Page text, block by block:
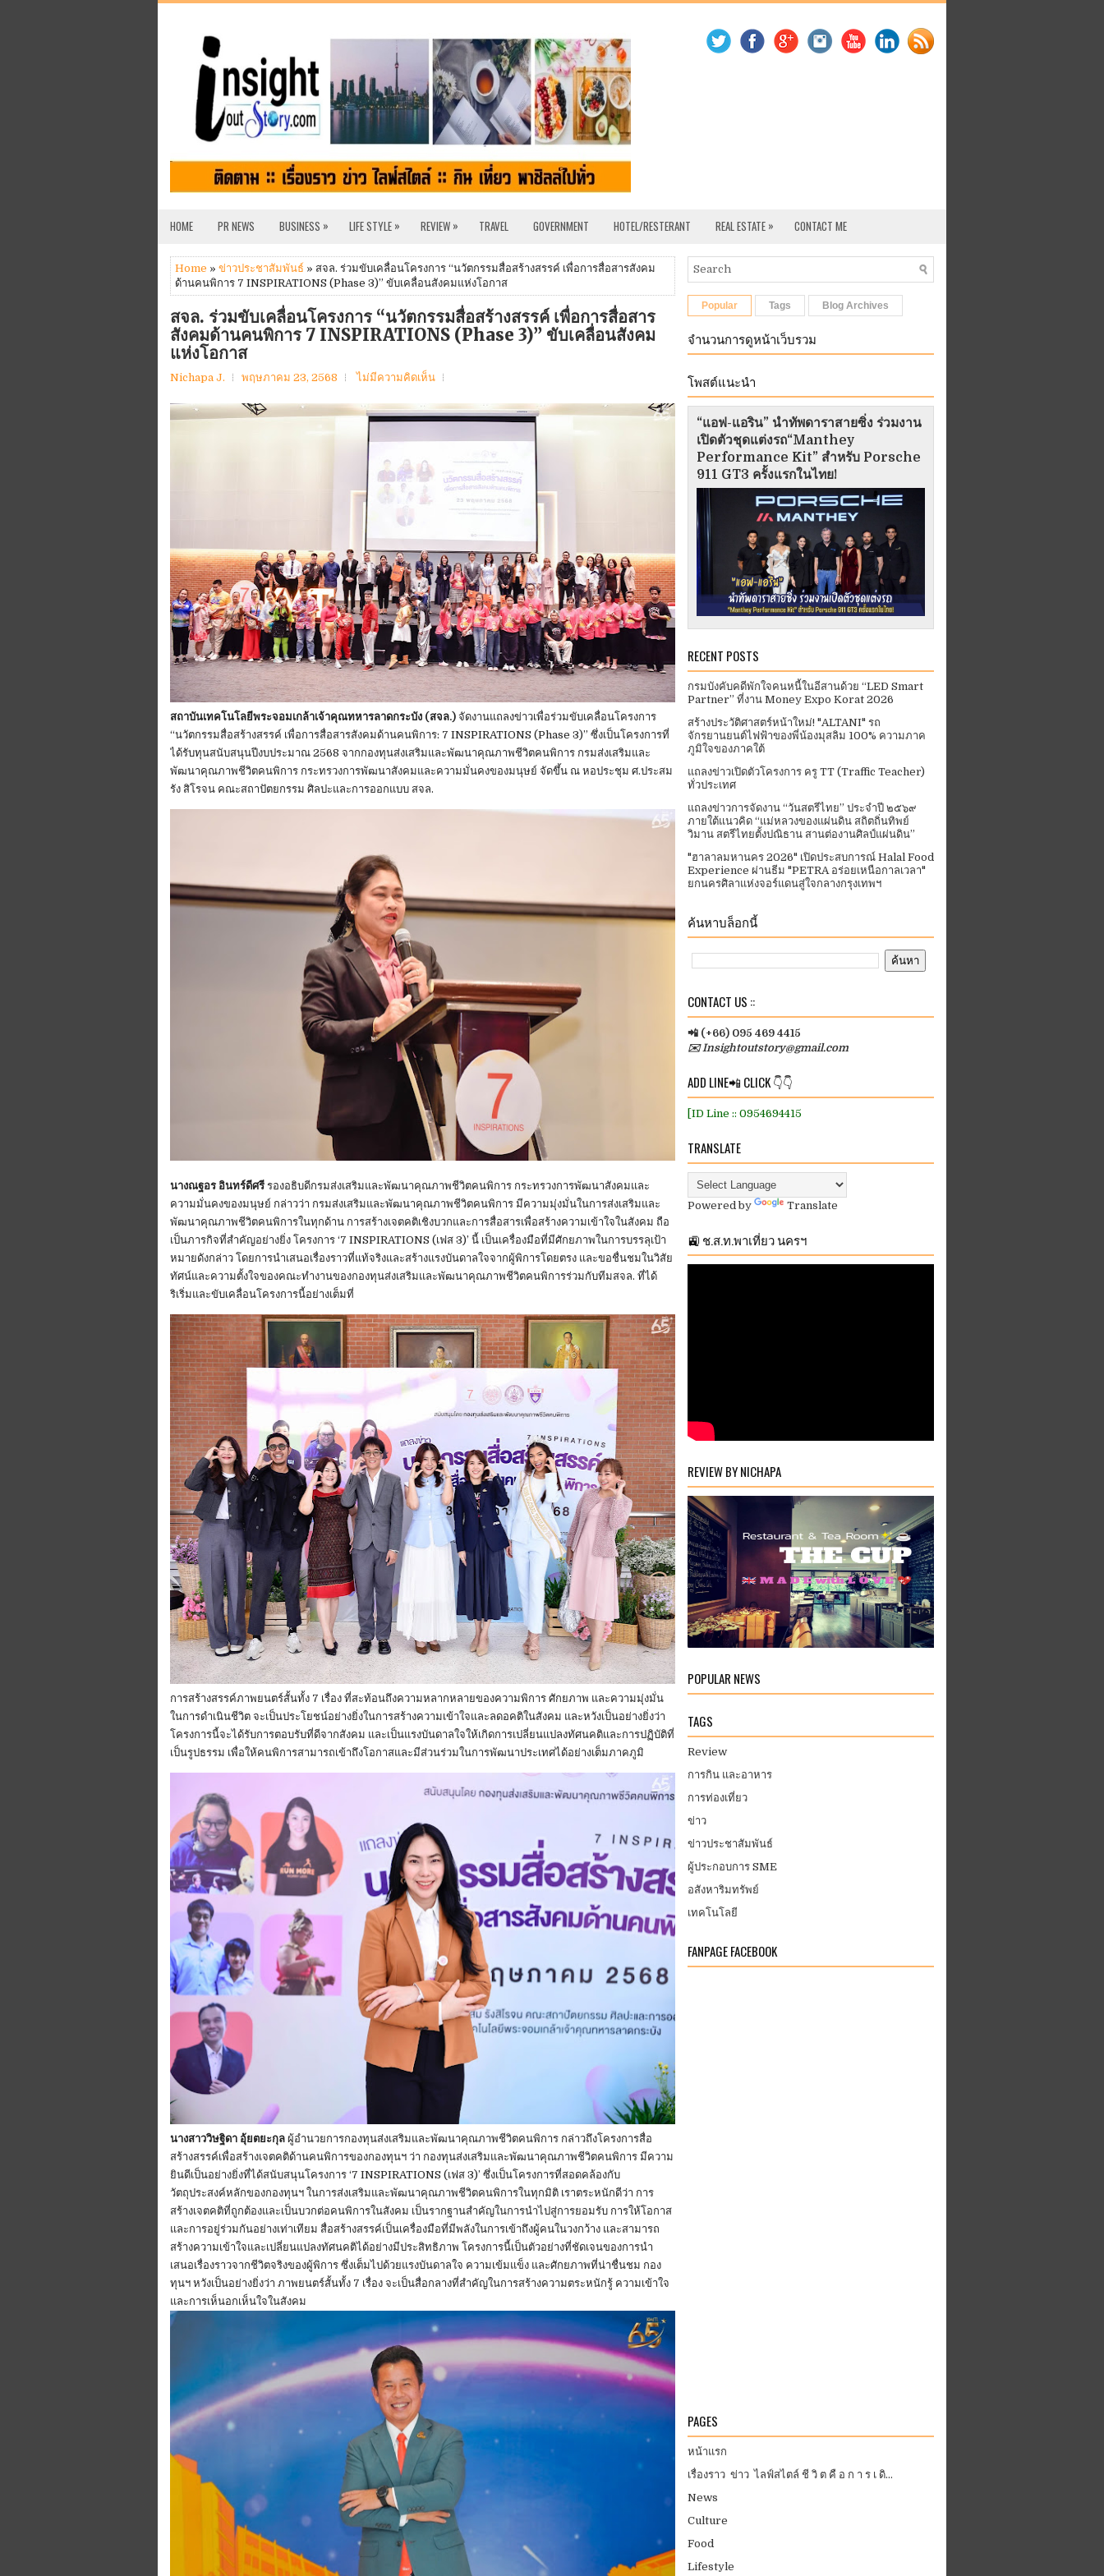
HOME PR NEWS BUSINESS » LIFE STYLE » REVIEW » TRAVEL GOVERNMENT HOTEL/RESTERANT REAL ESTATE » CONTACT ME
Home » ข่าวประชาสัมพันธ์ » สจล. ร่วมขับเคลื่อนโครงการ “นวัตกรรมสื่อสร้างสรรค์ เพื่อการสื่อสารสังคม
ด้านคนพิการ 7 INSPIRATIONS (Phase 3)” ขับเคลื่อนสังคมแห่งโอกาส
สจล. ร่วมขับเคลื่อนโครงการ “นวัตกรรมสื่อสร้างสรรค์ เพื่อการสื่อสาร
สังคมด้านคนพิการ 7 INSPIRATIONS (Phase 3)” ขับเคลื่อนสังคม
แห่งโอกาส
Nichapa J. พฤษภาคม 23, 2568 ไม่มีความคิดเห็น
สถาบันเทคโนโลยีพระจอมเกล้าเจ้าคุณทหารลาดกระบัง (สจล.) จัดงานแถลงข่าวเพื่อร่วมขับเคลื่อนโครงการ
“นวัตกรรมสื่อสร้างสรรค์ เพื่อการสื่อสารสังคมด้านคนพิการ: 7 INSPIRATIONS (Phase 3)” ซึ่งเป็นโครงการที่
ได้รับทุนสนับสนุนปีงบประมาณ 2568 จากกองทุนส่งเสริมและพัฒนาคุณภาพชีวิตคนพิการ กรมส่งเสริมและ
พัฒนาคุณภาพชีวิตคนพิการ กระทรวงการพัฒนาสังคมและความมั่นคงของมนุษย์ จัดขึ้น ณ หอประชุม ศ.ประสม
รัง สิโรจน คณะสถาปัตยกรรม ศิลปะและการออกแบบ สจล.
นางณฐอร อินทร์ดีศรี รองอธิบดีกรมส่งเสริมและพัฒนาคุณภาพชีวิตคนพิการ กระทรวงการพัฒนาสังคมและ
ความมั่นคงของมนุษย์ กล่าวว่า กรมส่งเสริมและพัฒนาคุณภาพชีวิตคนพิการ มีความมุ่งมั่นในการส่งเสริมและ
พัฒนาคุณภาพชีวิตคนพิการในทุกด้าน การสร้างเจตคติเชิงบวกและการสื่อสารเพื่อสร้างความเข้าใจในสังคม ถือ
เป็นภารกิจที่สำคัญอย่างยิ่ง โครงการ ‘7 INSPIRATIONS (เฟส 3)’ นี้ เป็นเครื่องมือที่มีศักยภาพในการบรรลุเป้า
หมายดังกล่าว โดยการนำเสนอเรื่องราวที่แท้จริงและสร้างแรงบันดาลใจจากผู้พิการโดยตรง และขอชื่นชมในวิสัย
ทัศน์และความตั้งใจของคณะทำงานของกองทุนส่งเสริมและพัฒนาคุณภาพชีวิตคนพิการร่วมกับทีมสจล. ที่ได้
ริเริ่มและขับเคลื่อนโครงการนี้อย่างเต็มที่
การสร้างสรรค์ภาพยนตร์สั้นทั้ง 7 เรื่อง ที่สะท้อนถึงความหลากหลายของความพิการ ศักยภาพ และความมุ่งมั่น
ในการดำเนินชีวิต จะเป็นประโยชน์อย่างยิ่งในการสร้างความเข้าใจและลดอคติในสังคม และหวังเป็นอย่างยิ่งว่า
โครงการนี้จะได้รับการตอบรับที่ดีจากสังคม และเป็นแรงบันดาลใจให้เกิดการเปลี่ยนแปลงทัศนคติและการปฏิบัติที่
เป็นรูปธรรม เพื่อให้คนพิการสามารถเข้าถึงโอกาสและมีส่วนร่วมในการพัฒนาประเทศได้อย่างเต็มภาคภูมิ
นางสาววิษฐิดา อุ้ยตยะกุล ผู้อำนวยการกองทุนส่งเสริมและพัฒนาคุณภาพชีวิตคนพิการ กล่าวถึงโครงการสื่อ
สร้างสรรค์เพื่อสร้างเจตคติด้านคนพิการของกองทุนฯ ว่า กองทุนส่งเสริมและพัฒนาคุณภาพชีวิตคนพิการ มีความ
ยินดีเป็นอย่างยิ่งที่ได้สนับสนุนโครงการ ‘7 INSPIRATIONS (เฟส 3)’ ซึ่งเป็นโครงการที่สอดคล้องกับ
วัตถุประสงค์หลักของกองทุนฯ ในการส่งเสริมและพัฒนาคุณภาพชีวิตคนพิการในทุกมิติ เราตระหนักดีว่า การ
สร้างเจตคติที่ถูกต้องและเป็นบวกต่อคนพิการในสังคม เป็นรากฐานสำคัญในการนำไปสู่การยอมรับ การให้โอกาส
และการอยู่ร่วมกันอย่างเท่าเทียม สื่อสร้างสรรค์เป็นเครื่องมือที่มีพลังในการเข้าถึงผู้คนในวงกว้าง และสามารถ
สร้างความเข้าใจและเปลี่ยนแปลงทัศนคติได้อย่างมีประสิทธิภาพ โครงการนี้เป็นตัวอย่างที่ชัดเจนของการนำ
เสนอเรื่องราวจากชีวิตจริงของผู้พิการ ซึ่งเต็มไปด้วยแรงบันดาลใจ ความเข้มแข็ง และศักยภาพที่น่าชื่นชม กอง
ทุนฯ หวังเป็นอย่างยิ่งว่า ภาพยนตร์สั้นทั้ง 7 เรื่อง จะเป็นสื่อกลางที่สำคัญในการสร้างความตระหนักรู้ ความเข้าใจ
และการเห็นอกเห็นใจในสังคม
Popular Tags Blog Archives
จำนวนการดูหน้าเว็บรวม
โพสต์แนะนำ
“แอฟ-แอริน” นำทัพดาราสายซิ่ง ร่วมงาน
เปิดตัวชุดแต่งรถ“Manthey
Performance Kit” สำหรับ Porsche
911 GT3 ครั้งแรกในไทย!
RECENT POSTS
กรมบังคับคดีพักใจคนหนี้ในอีสานด้วย “LED Smart
Partner” ที่งาน Money Expo Korat 2026
สร้างประวัติศาสตร์หน้าใหม่! "ALTANI" รถ
จักรยานยนต์ไฟฟ้าของพี่น้องมุสลิม 100% ความภาค
ภูมิใจของภาคใต้
แถลงข่าวเปิดตัวโครงการ ครู TT (Traffic Teacher)
ทั่วประเทศ​
แถลงข่าวการจัดงาน “วันสตรีไทย” ประจําปี ๒๕๖๙
ภายใต้แนวคิด “แม่หลวงของแผ่นดิน สถิตถิ่นทิพย์
วิมาน สตรีไทยตั้งปณิธาน สานต่องานศิลป์แผ่นดิน”
"ฮาลาลมหานคร 2026" เปิดประสบการณ์ Halal Food
Experience ผ่านธีม "PETRA อร่อยเหนือกาลเวลา"
ยกนครศิลาแห่งจอร์แดนสู่ใจกลางกรุงเทพฯ
ค้นหาบล็อกนี้
CONTACT US ::
📲 (+66) 095 469 4415
✉️ Insightoutstory@gmail.com
ADD LINE📲 CLICK 👇👇
[ID Line :: 0954694415
TRANSLATE
Powered by Translate
🚉 ช.ส.ท.พาเที่ยว นครฯ
REVIEW BY NICHAPA
POPULAR NEWS
TAGS
Review
การกิน และอาหาร
การท่องเที่ยว
ข่าว
ข่าวประชาสัมพันธ์
ผู้ประกอบการ SME
อสังหาริมทรัพย์
เทคโนโลยี
FANPAGE FACEBOOK
PAGES
หน้าแรก
เรื่องราว ข่าว ไลฟ์สไตล์ ชี วิ ต คื อ ก า ร เ ดิ...
News
Culture
Food
Lifestyle